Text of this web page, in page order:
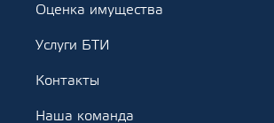
Оценка имущества
Услуги БТИ
Контакты
Наша команда